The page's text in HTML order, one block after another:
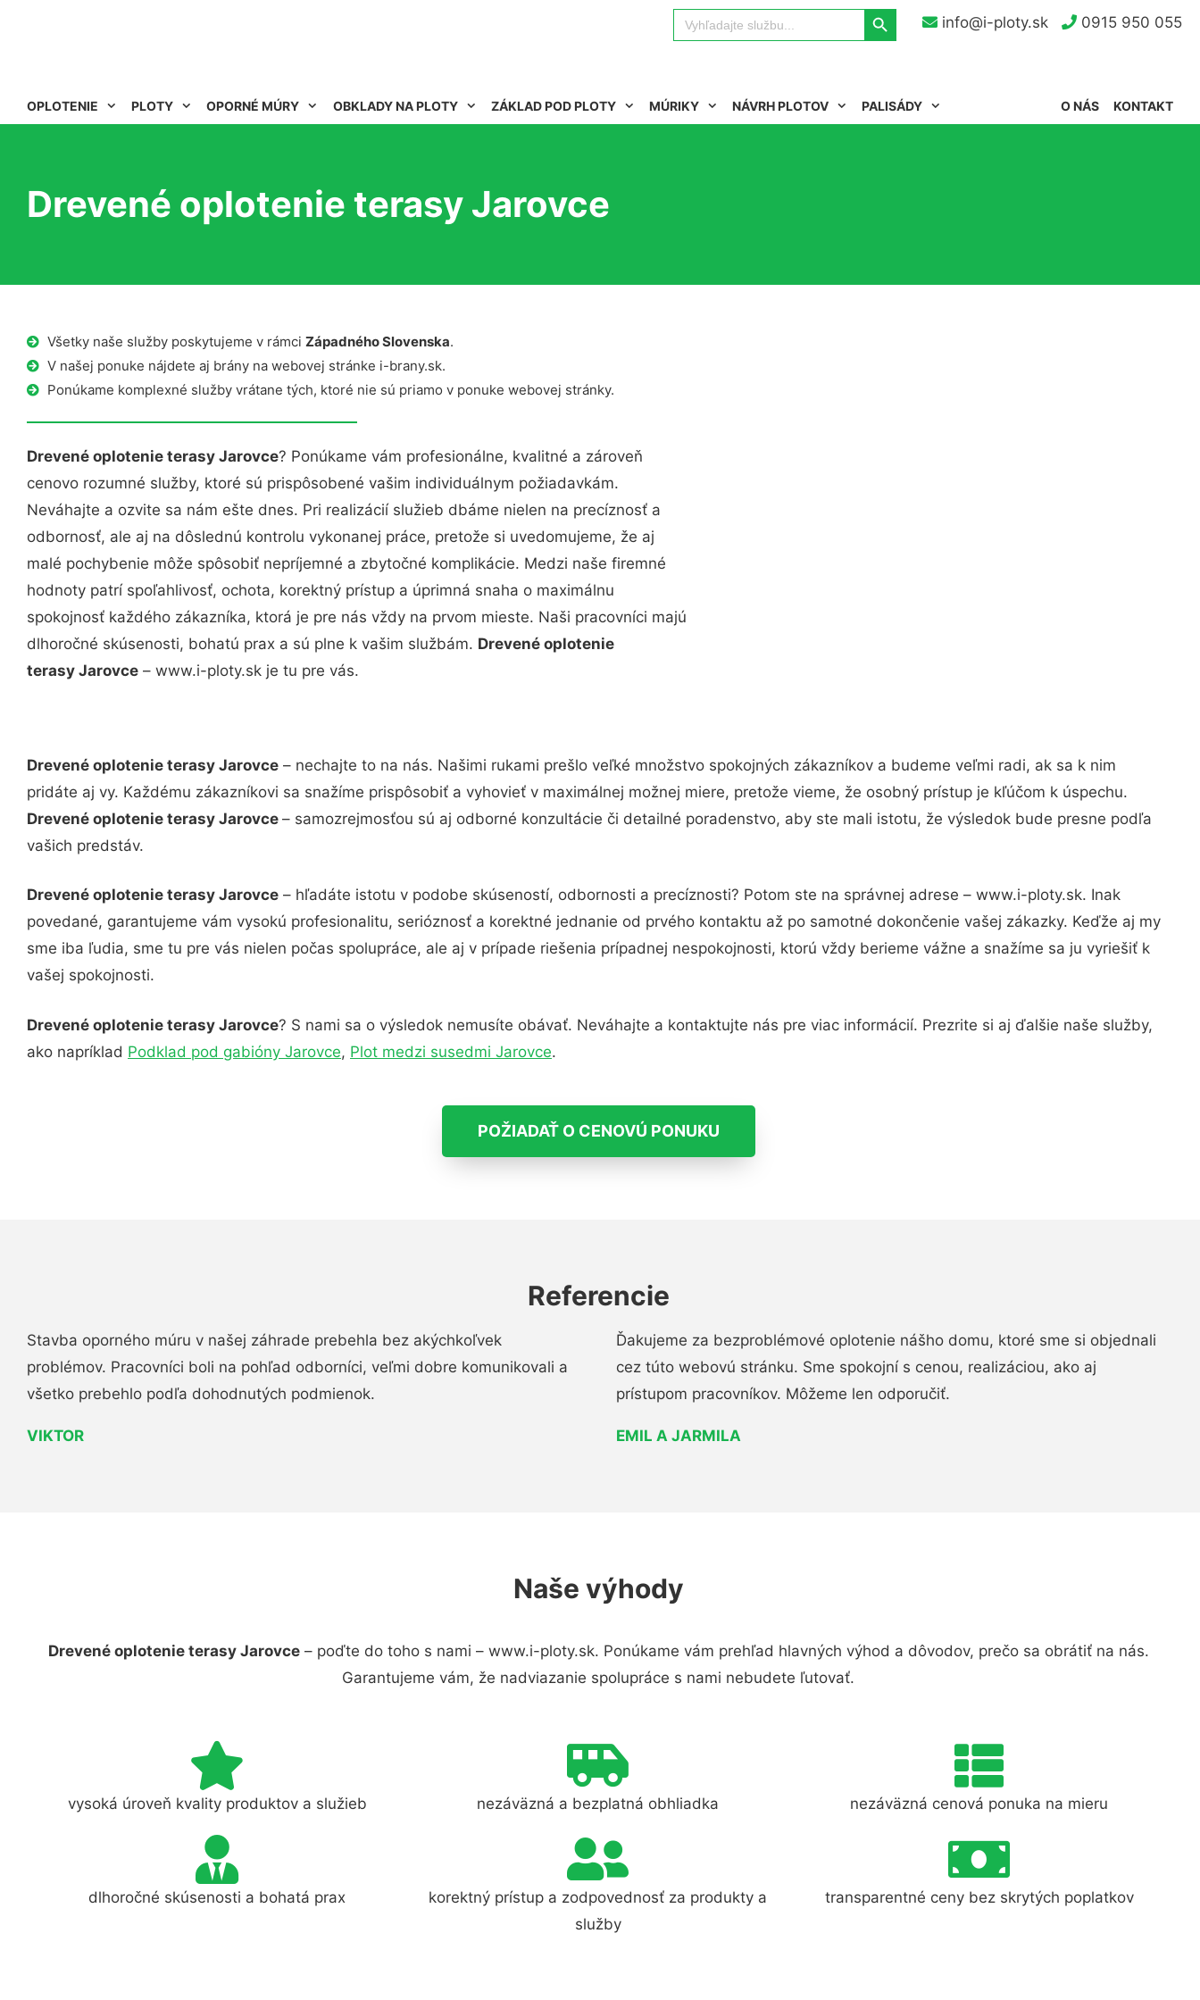
info@i-ploty.sk 0915 950 055
Search
for:
Search Button
OPLOTENIE PLOTY OPORNÉ MÚRY OBKLADY NA PLOTY ZÁKLAD POD PLOTY MÚRIKY NÁVRH PLOTOV PALISÁDY KONTAKT
O NÁS
Drevené oplotenie terasy Jarovce
Všetky naše služby poskytujeme v rámci Západného Slovenska.
V našej ponuke nájdete aj brány na webovej stránke i-brany.sk.
Ponúkame komplexné služby vrátane tých, ktoré nie sú priamo v ponuke webovej stránky.
Drevené oplotenie terasy Jarovce? Ponúkame vám profesionálne, kvalitné a zároveň
cenovo rozumné služby, ktoré sú prispôsobené vašim individuálnym požiadavkám.
Neváhajte a ozvite sa nám ešte dnes. Pri realizácií služieb dbáme nielen na precíznosť a
odbornosť, ale aj na dôslednú kontrolu vykonanej práce, pretože si uvedomujeme, že aj
malé pochybenie môže spôsobiť nepríjemné a zbytočné komplikácie. Medzi naše firemné
hodnoty patrí spoľahlivosť, ochota, korektný prístup a úprimná snaha o maximálnu
spokojnosť každého zákazníka, ktorá je pre nás vždy na prvom mieste. Naši pracovníci majú
dlhoročné skúsenosti, bohatú prax a sú plne k vašim službám. Drevené oplotenie
terasy Jarovce – www.i-ploty.sk je tu pre vás.
Drevené oplotenie terasy Jarovce – nechajte to na nás. Našimi rukami prešlo veľké množstvo spokojných zákazníkov a budeme veľmi radi, ak sa k nim
pridáte aj vy. Každému zákazníkovi sa snažíme prispôsobiť a vyhovieť v maximálnej možnej miere, pretože vieme, že osobný prístup je kľúčom k úspechu.
Drevené oplotenie terasy Jarovce – samozrejmosťou sú aj odborné konzultácie či detailné poradenstvo, aby ste mali istotu, že výsledok bude presne podľa
vašich predstáv.
Drevené oplotenie terasy Jarovce – hľadáte istotu v podobe skúseností, odbornosti a precíznosti? Potom ste na správnej adrese – www.i-ploty.sk. Inak
povedané, garantujeme vám vysokú profesionalitu, serióznosť a korektné jednanie od prvého kontaktu až po samotné dokončenie vašej zákazky. Keďže aj my
sme iba ľudia, sme tu pre vás nielen počas spolupráce, ale aj v prípade riešenia prípadnej nespokojnosti, ktorú vždy berieme vážne a snažíme sa ju vyriešiť k
vašej spokojnosti.
Drevené oplotenie terasy Jarovce? S nami sa o výsledok nemusíte obávať. Neváhajte a kontaktujte nás pre viac informácií. Prezrite si aj ďalšie naše služby,
ako napríklad Podklad pod gabióny Jarovce, Plot medzi susedmi Jarovce.
POŽIADAŤ O CENOVÚ PONUKU
Referencie
Stavba oporného múru v našej záhrade prebehla bez akýchkoľvek
problémov. Pracovníci boli na pohľad odborníci, veľmi dobre komunikovali a
všetko prebehlo podľa dohodnutých podmienok.
VIKTOR
Ďakujeme za bezproblémové oplotenie nášho domu, ktoré sme si objednali
cez túto webovú stránku. Sme spokojní s cenou, realizáciou, ako aj
prístupom pracovníkov. Môžeme len odporučiť.
EMIL A JARMILA
Naše výhody
Drevené oplotenie terasy Jarovce– poďte do toho s nami – www.i-ploty.sk. Ponúkame vám prehľad hlavných výhod a dôvodov, prečo sa obrátiť na nás.
Garantujeme vám, že nadviazanie spolupráce s nami nebudete ľutovať.
vysoká úroveň kvality produktov a služieb nezáväzná a bezplatná obhliadka nezáväzná cenová ponuka na mieru
dlhoročné skúsenosti a bohatá prax
korektný prístup a zodpovednosť za produkty a
služby
transparentné ceny bez skrytých poplatkov